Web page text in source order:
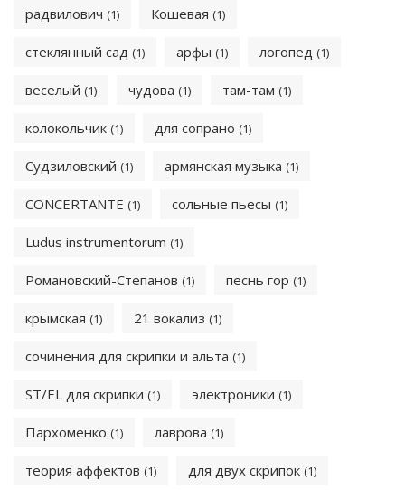
радвилович (1) Кошевая (1)
стеклянный сад (1) арфы (1) логопед (1)
веселый (1) чудова (1) там-там (1)
колокольчик (1) для сопрано (1)
Судзиловский (1) армянская музыка (1)
CONCERTANTE (1) сольные пьесы (1)
Ludus instrumentorum (1)
Романовский-Степанов (1) песнь гор (1)
крымская (1) 21 вокализ (1)
сочинения для скрипки и альта (1)
ST/EL для скрипки (1) электроники (1)
Пархоменко (1) лаврова (1)
теория аффектов (1) для двух скрипок (1)